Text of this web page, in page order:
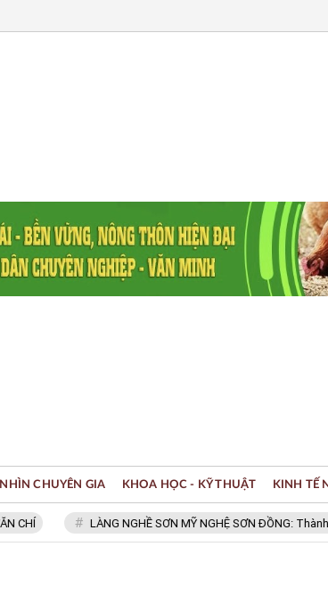
LÀNG NGHỀ SƠN MỸ NGHỆ SƠN ĐỒNG: Thành
CHUYÊN GIA KHOA HỌC - KỸ THUẬT KINH TẾ